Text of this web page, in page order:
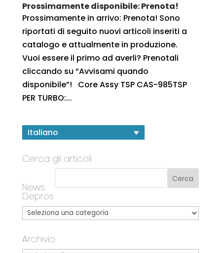
Prossimamente disponibile: Prenota!
Prossimamente in arrivo: Prenota! Sono
riportati di seguito nuovi articoli inseriti a
catalogo e attualmente in produzione.
Vuoi essere il primo ad averli? Prenotali
cliccando su “Avvisami quando
disponibile”! Core Assy TSP CAS-985TSP
PER TURBO:...
Italiano
Cerca gli articoli
News
Depros
Archivio